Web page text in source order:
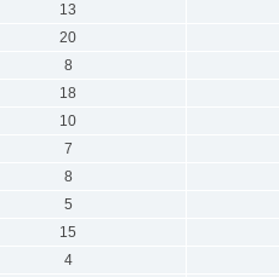
13
20
8
18
10
7
8
5
15
4